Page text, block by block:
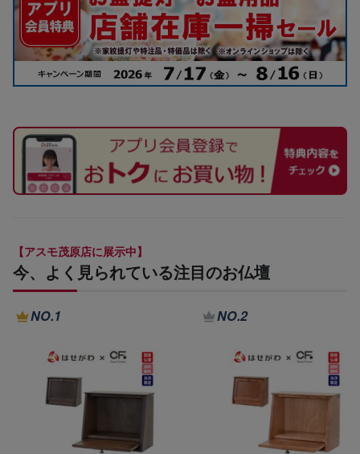
【アスモ茂原店に展示中】
今、よく見られている注目のお仏壇
NO.1 NO.2